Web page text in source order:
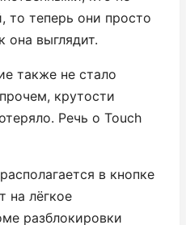
то теперь они просто
она выглядит.
также не стало
крутости
Речь о Touch
в кнопке
на лёгкое
разблокировки